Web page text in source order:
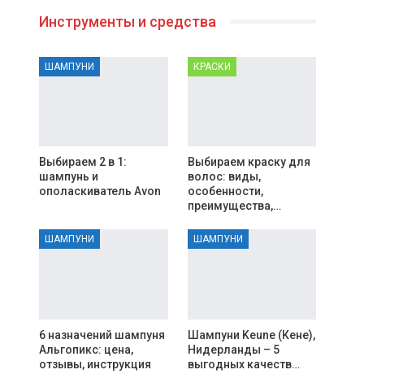
Инструменты и средства
ШАМПУНИ
Выбираем 2 в 1:
шампунь и
ополаскиватель Avon
КРАСКИ
Выбираем краску для
волос: виды,
особенности,
преимущества,…
ШАМПУНИ
6 назначений шампуня
Альгопикс: цена,
отзывы, инструкция
ШАМПУНИ
Шампуни Keune (Кене),
Нидерланды – 5
выгодных качеств…